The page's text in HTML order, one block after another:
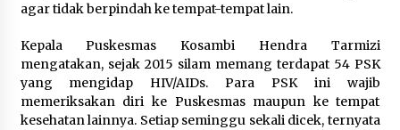
8 Agustus 2026
Kebakaran Gedung Dinas Teknis
Abdul Muis Dipadamkan, Layanan
Publik Tetap Berjalan
agar tidak berpindah ke tempat-tempat lain.
Kepala Puskesmas Kosambi Hendra Tarmizi
mengatakan, sejak 2015 silam memang terdapat 54 PSK
yang mengidap HIV/AIDs. Para PSK ini wajib
memeriksakan diri ke Puskesmas maupun ke tempat
kesehatan lainnya. Setiap seminggu sekali dicek, ternyata